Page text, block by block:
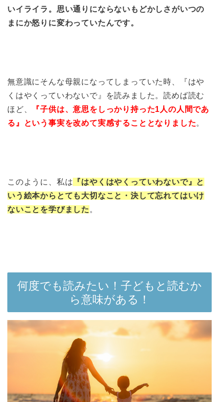
いイライラ。思い通りにならないもどかしさがいつの
まにか怒りに変わっていたんです。
無意識にそんな母親になってしまっていた時、『はや
くはやくっていわないで』を読みました。読めば読む
ほど、
『子供は、意思をしっかり持った1人の人間であ
る』という事実を改めて実感することとなりました。
このように、私は 『はやくはやくっていわないで』と
いう絵本からとても大切なこと・決して忘れてはいけ
ないことを学びました 。
何度でも読みたい！子どもと読むか
ら意味がある！